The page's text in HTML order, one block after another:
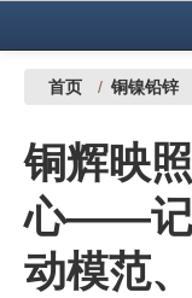
中国有色金属报社主办
铜镍铅锌
稀有稀土
首页 / 铜镍铅锌
铜辉映
心——记
动模范